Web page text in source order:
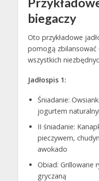
biegaczy
Oto przykładowe
pomogą
wszystkich
Jadłospis 1:
Śniadanie:
jogurtem
II śniadanie:
pieczywem,
awokado
Obiad: Grillowane
gryczaną